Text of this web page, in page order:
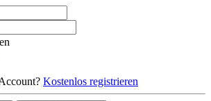
Kostenlos registrieren